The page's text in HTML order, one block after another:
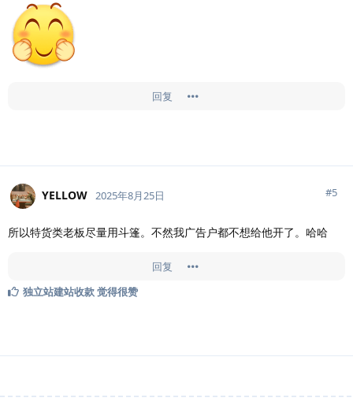
回复
YELLOW 2025年8月25日 #5
所以特货类老板尽量用斗篷。不然我广告户都不想给他开了。哈哈
回复
独立站建站收款觉得很赞